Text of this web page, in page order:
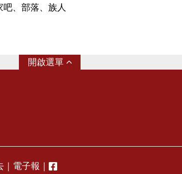
、部落、族人
選單
｜ 電子報 ｜